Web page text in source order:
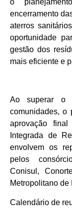
o
encerramento
aterros
oportunidade
gestão dos
mais eficiente e
Ao superar o
comunidades, o
aprovação
Integrada de
envolvem os
pelos
Conisul,
Metropolitano
Calendário de